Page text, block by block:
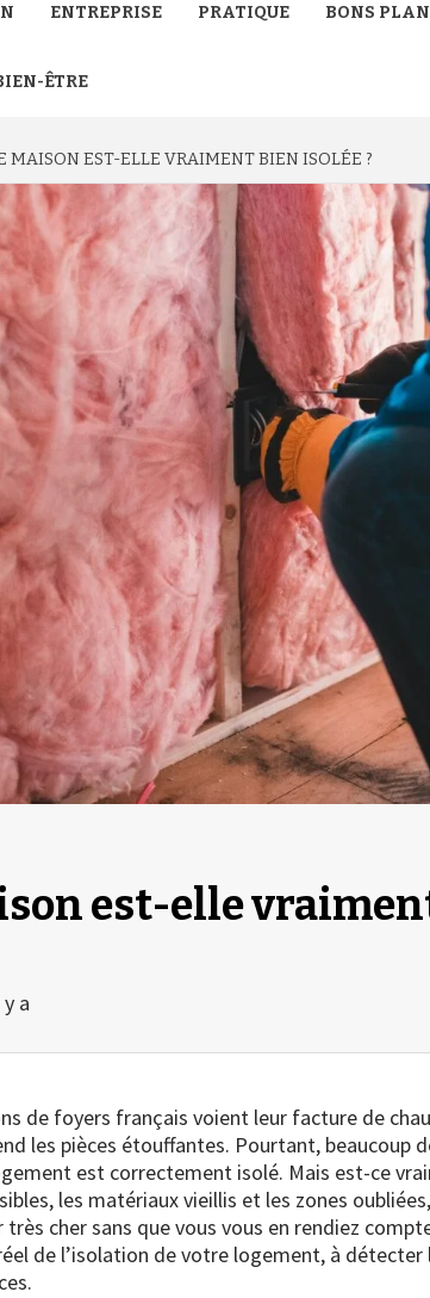
ENTREPRISE PRATIQUE BONS
ÊTRE
MAISON EST-ELLE VRAIMENT BIEN ISOLÉE ?
est-elle
a
de foyers français voient leur facture de
les pièces étouffantes. Pourtant, beaucoup
est correctement isolé. Mais est-ce
les matériaux vieillis et les zones
cher sans que vous vous en rendiez
de l’isolation de votre logement, à